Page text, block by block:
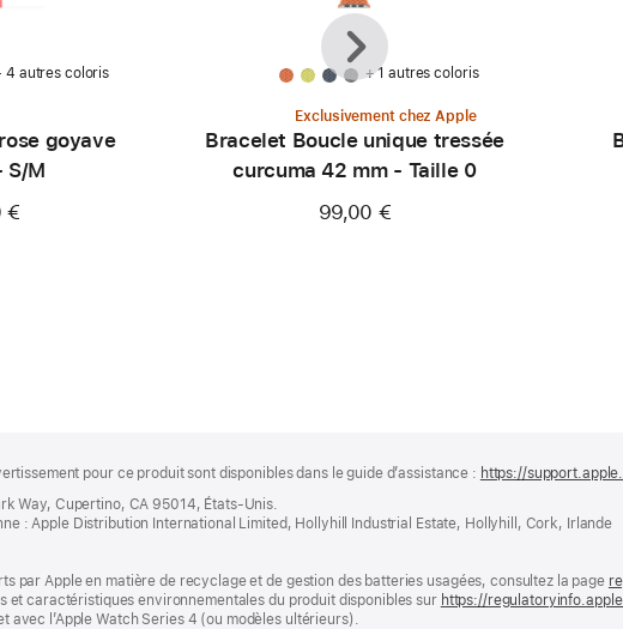
4 autres coloris
goyave
S/M
€
+ 1 autres coloris
Exclusivement chez Apple
Bracelet Boucle unique tressée
curcuma 42 mm - Taille 0
99,00 €
Précédent
Suivant
pour ce produit sont disponibles dans le guide d’assistance : https://
Way, Cupertino, CA 95014, États-Unis.
: Apple Distribution International Limited, Hollyhill Industrial Estate, Hollyhill, Cork, Irlande
par Apple en matière de recyclage et de gestion des batteries usagées, consultez la page
et caractéristiques environnementales du produit disponibles sur https://
avec l’Apple Watch Series 4 (ou modèles ultérieurs).